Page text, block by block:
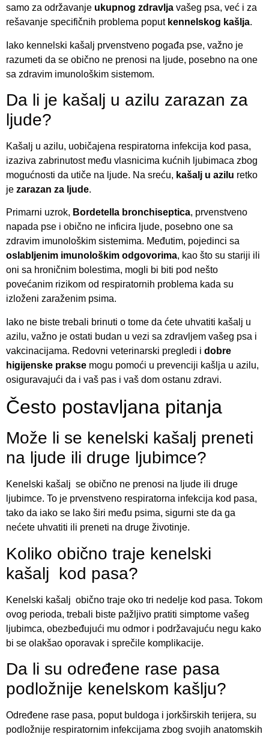
samo za održavanje ukupnog zdravlja vašeg psa, već i za
rešavanje specifičnih problema poput kennelskog kašlja.
Iako kennelski kašalj prvenstveno pogađa pse, važno je
razumeti da se obično ne prenosi na ljude, posebno na one
sa zdravim imunološkim sistemom.
Da li je kašalj u azilu zarazan za
ljude?
Kašalj u azilu, uobičajena respiratorna infekcija kod pasa,
izaziva zabrinutost među vlasnicima kućnih ljubimaca zbog
mogućnosti da utiče na ljude. Na sreću, kašalj u azilu retko
je zarazan za ljude.
Primarni uzrok, Bordetella bronchiseptica, prvenstveno
napada pse i obično ne inficira ljude, posebno one sa
zdravim imunološkim sistemima. Međutim, pojedinci sa
oslabljenim imunološkim odgovorima, kao što su stariji ili
oni sa hroničnim bolestima, mogli bi biti pod nešto
povećanim rizikom od respiratornih problema kada su
izloženi zaraženim psima.
Iako ne biste trebali brinuti o tome da ćete uhvatiti kašalj u
azilu, važno je ostati budan u vezi sa zdravljem vašeg psa i
vakcinacijama. Redovni veterinarski pregledi i dobre
higijenske prakse mogu pomoći u prevenciji kašlja u azilu,
osiguravajući da i vaš pas i vaš dom ostanu zdravi.
Često postavljana pitanja
Može li se kenelski kašalj preneti
na ljude ili druge ljubimce?
Kenelski kašalj se obično ne prenosi na ljude ili druge
ljubimce. To je prvenstveno respiratorna infekcija kod pasa,
tako da iako se lako širi među psima, sigurni ste da ga
nećete uhvatiti ili preneti na druge životinje.
Koliko obično traje kenelski
kašalj kod pasa?
Kenelski kašalj obično traje oko tri nedelje kod pasa. Tokom
ovog perioda, trebali biste pažljivo pratiti simptome vašeg
ljubimca, obezbeđujući mu odmor i podržavajuću negu kako
bi se olakšao oporavak i sprečile komplikacije.
Da li su određene rase pasa
podložnije kenelskom kašlju?
Određene rase pasa, poput buldoga i jorkširskih terijera, su
podložnije respiratornim infekcijama zbog svojih anatomskih